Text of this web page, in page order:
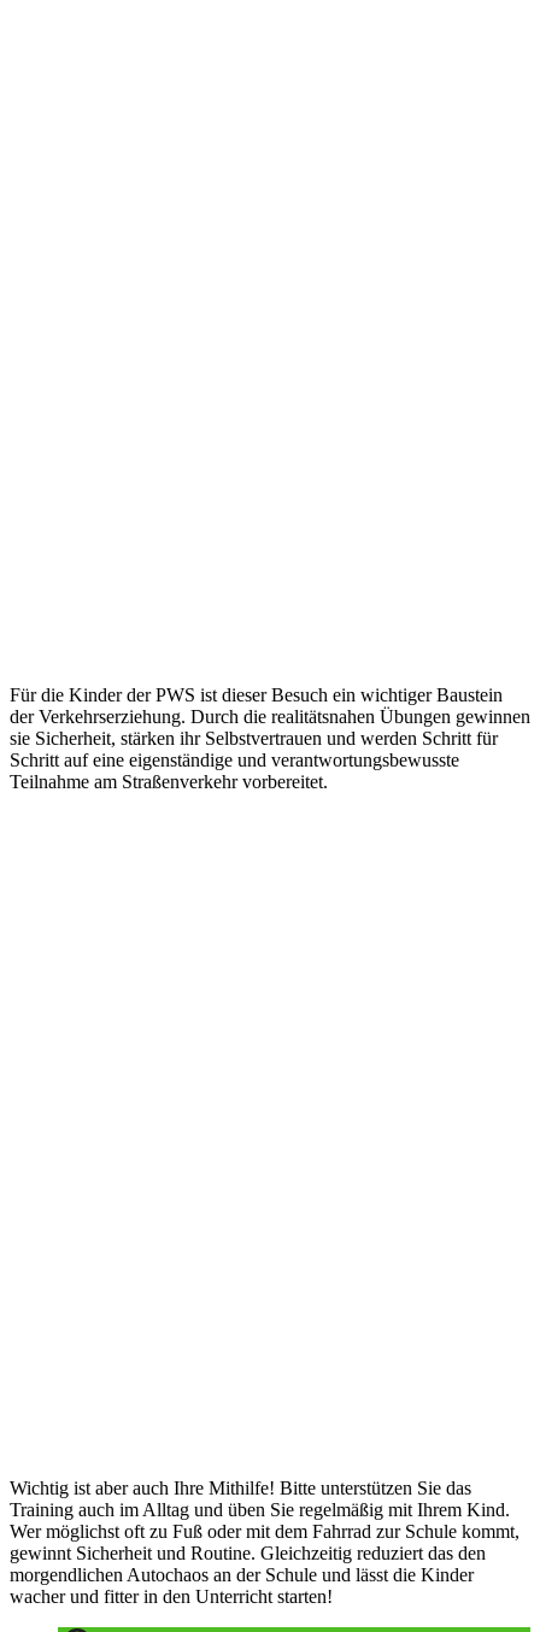
Für die Kinder der PWS ist dieser Besuch ein wichtiger Baustein
der Verkehrserziehung. Durch die realitätsnahen Übungen gewinnen
sie Sicherheit, stärken ihr Selbstvertrauen und werden Schritt für
Schritt auf eine eigenständige und verantwortungsbewusste
Teilnahme am Straßenverkehr vorbereitet.
Wichtig ist aber auch Ihre Mithilfe! Bitte unterstützen Sie das
Training auch im Alltag und üben Sie regelmäßig mit Ihrem Kind.
Wer möglichst oft zu Fuß oder mit dem Fahrrad zur Schule kommt,
gewinnt Sicherheit und Routine. Gleichzeitig reduziert das den
morgendlichen Autochaos an der Schule und lässt die Kinder
wacher und fitter in den Unterricht starten!